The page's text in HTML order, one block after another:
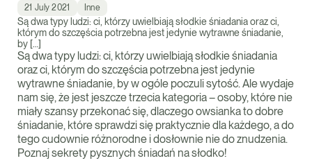
21 July 2021 Inne
Są dwa typy ludzi: ci, którzy uwielbiają słodkie śniadania oraz ci,
którym do szczęścia potrzebna jest jedynie wytrawne śniadanie,
by […]
Są dwa typy ludzi: ci, którzy uwielbiają słodkie śniadania
oraz ci, którym do szczęścia potrzebna jest jedynie
wytrawne śniadanie, by w ogóle poczuli sytość. Ale wydaje
nam się, że jest jeszcze trzecia kategoria – osoby, które nie
miały szansy przekonać się, dlaczego owsianka to dobre
śniadanie, które sprawdzi się praktycznie dla każdego, a do
tego cudownie różnorodne i dosłownie nie do znudzenia.
Poznaj sekrety pysznych śniadań na słodko!